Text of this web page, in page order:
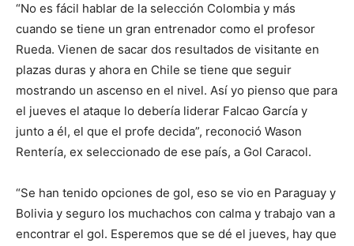
“No es fácil hablar de la selección Colombia y más
cuando se tiene un gran entrenador como el profesor
Rueda. Vienen de sacar dos resultados de visitante en
plazas duras y ahora en Chile se tiene que seguir
mostrando un ascenso en el nivel. Así yo pienso que para
el jueves el ataque lo debería liderar Falcao García y
junto a él, el que el profe decida”, reconoció Wason
Rentería, ex seleccionado de ese país, a Gol Caracol.
“Se han tenido opciones de gol, eso se vio en Paraguay y
Bolivia y seguro los muchachos con calma y trabajo van a
encontrar el gol. Esperemos que se dé el jueves, hay que